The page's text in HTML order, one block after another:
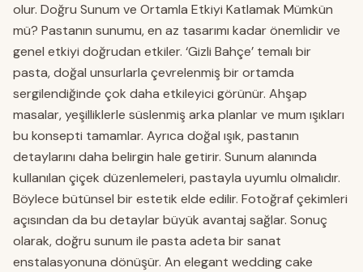
olur. Doğru Sunum ve Ortamla Etkiyi Katlamak Mümkün
mü? Pastanın sunumu, en az tasarımı kadar önemlidir ve
genel etkiyi doğrudan etkiler. ‘Gizli Bahçe’ temalı bir
pasta, doğal unsurlarla çevrelenmiş bir ortamda
sergilendiğinde çok daha etkileyici görünür. Ahşap
masalar, yeşilliklerle süslenmiş arka planlar ve mum ışıkları
bu konsepti tamamlar. Ayrıca doğal ışık, pastanın
detaylarını daha belirgin hale getirir. Sunum alanında
kullanılan çiçek düzenlemeleri, pastayla uyumlu olmalıdır.
Böylece bütünsel bir estetik elde edilir. Fotoğraf çekimleri
açısından da bu detaylar büyük avantaj sağlar. Sonuç
olarak, doğru sunum ile pasta adeta bir sanat
enstalasyonuna dönüşür. An elegant wedding cake